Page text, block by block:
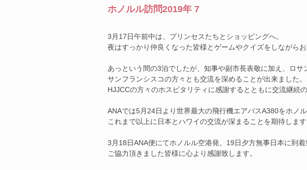
ホノルル訪問2019年 7
3月17日午前中は、プリンセスたちとショッピングへ。
夜はすっかり仲良くなった皆様とゲームやクイズをしながら
あっという間の3泊でしたが、知事や副市長表敬に加え、ロサ
サンフランシスコの方々とも交流を深めることが出来ました。
HJJCCの方々のホスピタリティに感謝するとともに交流継続
ANAでは5月24日より世界最大の飛行機エアバスA380をホノ
これまで以上に日本とハワイの交流が深まることを期待します
3月18日ANA便にてホノルル空港発。19日夕方無事日本に到着
ご協力頂きました皆様に心より感謝致します。